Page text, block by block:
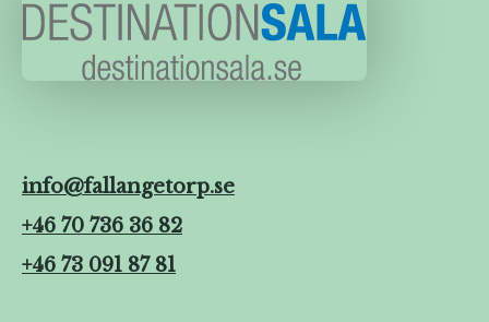
info@fallangetorp.se
+46 70 736 36 82
+46 73 091 87 81